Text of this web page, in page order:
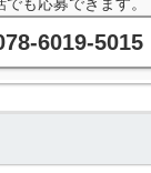
でも応募できます。
6019-5015